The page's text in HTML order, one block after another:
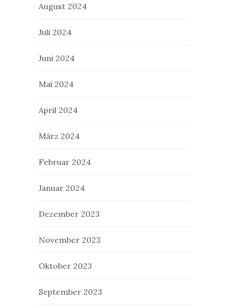
August 2024
Juli 2024
Juni 2024
Mai 2024
April 2024
März 2024
Februar 2024
Januar 2024
Dezember 2023
November 2023
Oktober 2023
September 2023